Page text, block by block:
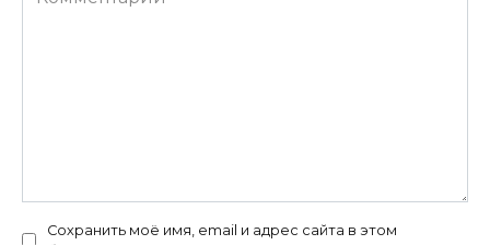
Сохранить моё имя, email и адрес сайта в этом